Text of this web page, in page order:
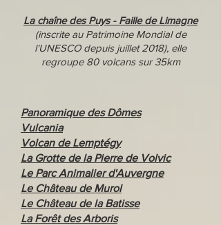
La chaîne des Puys - Faille de Limagne
(inscrite au Patrimoine Mondial de
l'UNESCO depuis juillet 2018), elle
regroupe 80 volcans sur 35km
Panoramique des Dômes
Vulcania
Volcan de Lemptégy
La Grotte de la Pierre de Volvic
Le Parc Animalier d'Auvergne
Le Château de Murol
Le Château de la Batisse
La Forêt des Arboris